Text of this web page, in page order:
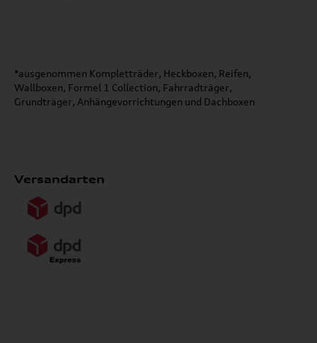
*ausgenommen Kompletträder, Heckboxen, Reifen,
Wallboxen, Formel 1 Collection, Fahrradträger,
Grundträger, Anhängevorrichtungen und Dachboxen
Versandarten